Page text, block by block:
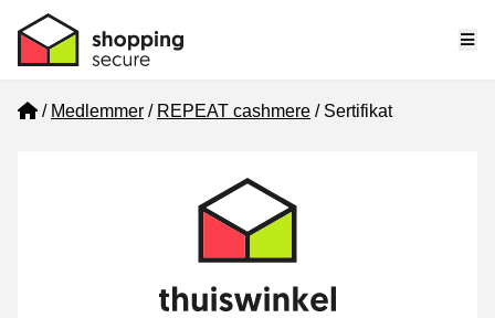
Home
Medlemmer REPEAT cashmere Sertifikat